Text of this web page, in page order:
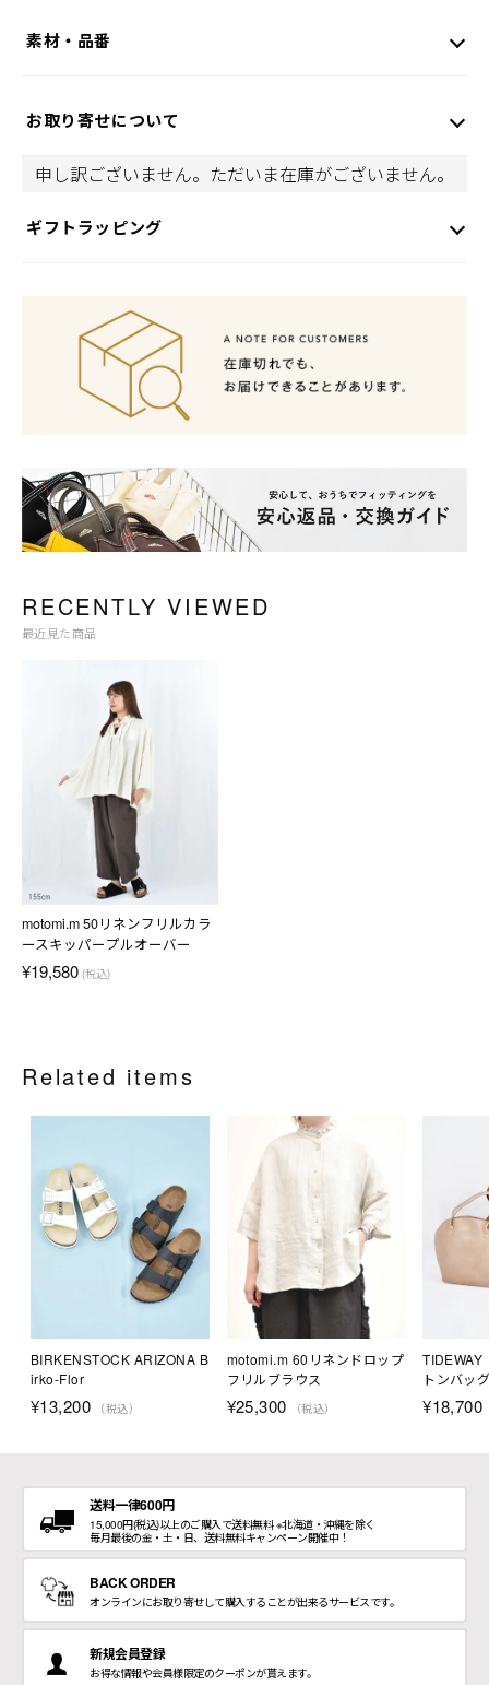
素材・品番
お取り寄せについて
申し訳ございません。ただいま在庫がございません。
ギフトラッピング
RECENTLY VIEWED
最近見た商品
motomi.m 50リネンフリルカラ
ースキッパープルオーバー
¥19,580 (税込)
Related items
BIRKENSTOCK ARIZONA B
irko-Flor
¥13,200 （税込）
motomi.m 60リネンドロップ
フリルブラウス
¥25,300 （税込）
TIDEWAY
トンバッ
¥18,700
送料一律600円
15,000円(税込)以上のご購入で送料無料 ※北海道・沖縄を除く
毎月最後の金・土・日、送料無料キャンペーン開催中！
BACK ORDER
オンラインにお取り寄せして購入することが出来るサービスです。
新規会員登録
お得な情報や会員様限定のクーポンが貰えます。